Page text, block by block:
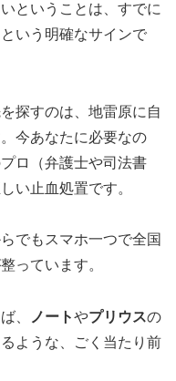
ということは、すでに
いう明確なサインで
探すのは、地雷原に自
今あなたに必要なの
ロ（弁護士や司法書
い止血処置です。
でもスマホ一つで全国
っています。
、 ノートやプリウスの
ような、ごく当たり前